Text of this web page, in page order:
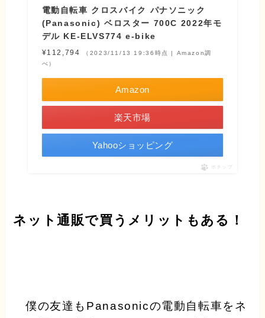
電動自転車 クロスバイク パナソニック
(Panasonic) ベロスター 700C 2022年モ
デル KE-ELVS774 e-bike
¥112,794
（2023/11/13 19:36時点 | Amazon調
べ）
Amazon
楽天市場
Yahooショッピング
ポチップ
ネット通販で買うメリットもある！
僕の友達もPanasonicの電動自転車をネ